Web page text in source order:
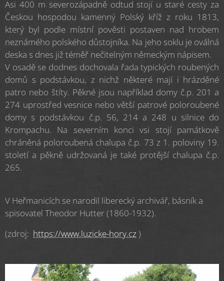
Asi 400 m severozápadně odtud stojí u staré cesty za
Českou hospodou kamenný Polský kříž z roku 1813,
který byl podle místní pověsti postaven nad hrobem
neznámého polského důstojníka. Na jeho soklu je oválná
deska s dnes již téměř nečitelným německým nápisem.
V osadě se dodnes dochovala řada typických roubených
domů s podstávkou, z nichž některé mají i hrázděné
patro nebo štíty. Pěkné jsou například domy č.p. 201 a
274 uprostřed vesnice nebo větší patrové poloroubené
domy s podstávkou č.p. 56, 214 a 248 u silnice do
Krompachu. Na severním konci vsi stojí památkově
chráněná poloroubená chalupa č.p. 73 z 1. poloviny 19.
století a pěkně udržovaná je také protější chalupa č.p.
265.
V Heřmanicích se narodil liberecký archivář, básník a
spisovatel Theodor Hutter (1860-1932).
(zdroj: https://www.luzicke-hory.cz )